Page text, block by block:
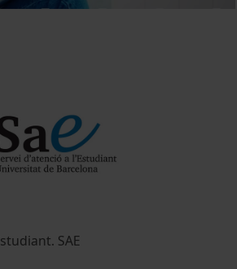
SAE